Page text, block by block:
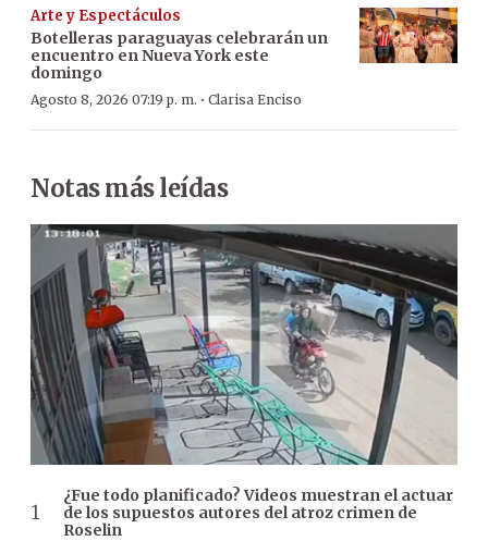
Arte y Espectáculos
Botelleras paraguayas celebrarán un
encuentro en Nueva York este
domingo
Agosto 8, 2026 07:19 p. m. · Clarisa Enciso
Notas más leídas
¿Fue todo planificado? Videos muestran el actuar
de los supuestos autores del atroz crimen de
Roselin